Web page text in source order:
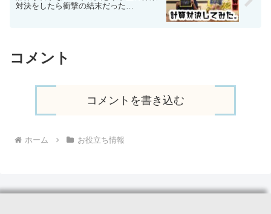
対決をしたら衝撃の結末だった…
コメント
コメントを書き込む
ホーム お役立ち情報